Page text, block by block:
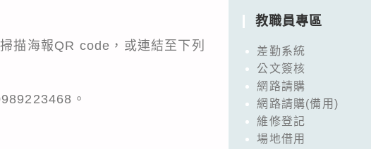
描海報QR code，或連結至下列
。
教職員專區
差勤系統
公文簽核
網路請購
網路請購(備用)
維修登記
場地借用